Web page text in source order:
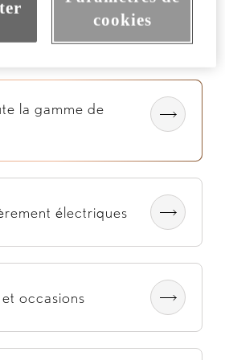
la gamme de
électriques
occasions
cookies